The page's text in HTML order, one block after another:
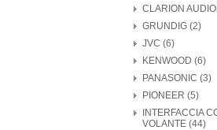
CLARION
GRUNDIG (2)
JVC (6)
KENWOOD (6)
PANASONIC (3)
PIONEER (5)
INTERFACCIA
VOLANTE (44)